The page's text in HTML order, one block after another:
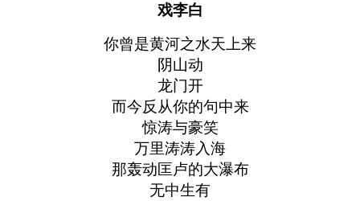
戏李白
你曾是黄河之水天上来
阴山动
龙门开
而今反从你的句中来
惊涛与豪笑
万里涛涛入海
那轰动匡卢的大瀑布
无中生有